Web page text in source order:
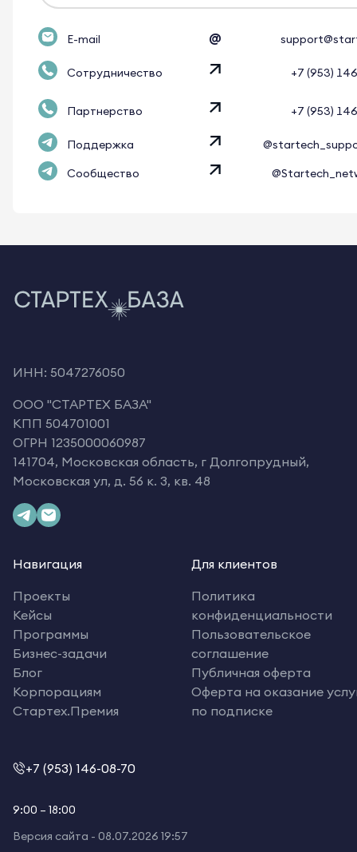
E-mail @
Сотрудничество +7 (953)
Партнерство +7 (953)
Поддержка
Сообщество
ИНН: 5047276050
OOO "СТАРТЕХ БАЗА"
КПП 504701001
ОГРН 1235000060987
141704, Московская область, г Долгопрудный,
Московская ул, д. 56 к. 3, кв. 48
Навигация
Проекты
Кейсы
Программы
Бизнес-задачи
Блог
Корпорациям
Стартех.Премия
Для клиентов
Политика
конфиденциальности
Пользовательское
соглашение
Публичная оферта
Оферта на оказание
по подписке
+7 (953) 146-08-70
9:00 – 18:00
Версия сайта - 08.07.2026 19:57